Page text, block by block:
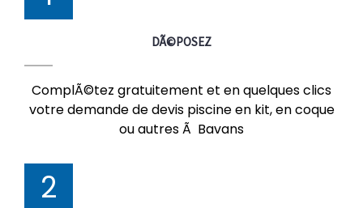
DÃ©POSEZ
ComplÃ©tez gratuitement et en quelques clics
votre demande de devis piscine en kit, en coque
ou autres Ã Bavans
2